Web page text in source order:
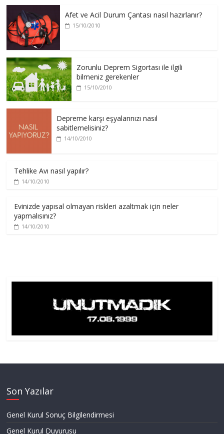
Afet ve Acil Durum Çantası nasıl hazırlanır?
15/10/2010
Zorunlu Deprem Sigortası ile ilgili
bilmeniz gerekenler
15/10/2010
Depreme karşı eşyalarınızı nasıl
sabitlemelisiniz?
14/10/2010
Tehlike Avı nasıl yapılır?
14/10/2010
Evinizde yapısal olmayan riskleri azaltmak için neler
yapmalısınız?
14/10/2010
Son Yazılar
Genel Kurul Sonuç Bilgilendirmesi
Genel Kurul Duyurusu